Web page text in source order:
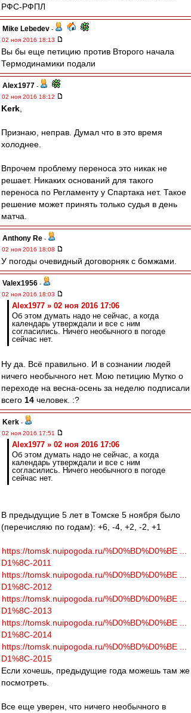
РФС-РФПЛ
Mike Lebedev -
02 ноя 2016 18:13
Вы бы еще петицию против Второго начала
Термодинамики подали
Alex1977 -
02 ноя 2016 18:12
Kerk
Признаю, неправ. Думал что в это время
холоднее.
Впрочем проблему переноса это никак не
решает. Никаких оснований для такого
переноса по Регламенту у Спартака нет. Такое
решение может принять только судья в день
матча.
Anthony Re -
02 ноя 2016 18:08
У погоды очевидный договорняк с бомжами.
Valex1956 -
02 ноя 2016 18:03
Alex1977 » 02 ноя 2016 17:06
Об этом думать надо не сейчас, а когда
календарь утверждали и все с ним
согласились. Ничего необычного в погоде
сейчас нет.
Ну да. Всё правильно. И в сознании людей
ничего необычного нет. Мою петицию Мутко о
переходе на весна-осень за неделю подписали
всего 14 человек. :?
Kerk -
02 ноя 2016 17:51
Alex1977 » 02 ноя 2016 17:06
Об этом думать надо не сейчас, а когда
календарь утверждали и все с ним
согласились. Ничего необычного в погоде
сейчас нет.
В предыдущие 5 лет в Томске 5 ноября было
(перечисляю по годам): +6, -4, +2, -2, +1
https://tomsk.nuipogoda.ru/%D0%BD%D0%BE ...
D1%8C-2011
https://tomsk.nuipogoda.ru/%D0%BD%D0%BE ...
D1%8C-2012
https://tomsk.nuipogoda.ru/%D0%BD%D0%BE ...
D1%8C-2013
https://tomsk.nuipogoda.ru/%D0%BD%D0%BE ...
D1%8C-2014
https://tomsk.nuipogoda.ru/%D0%BD%D0%BE ...
D1%8C-2015
Если хочешь, предыдущие года можешь там же
посмотреть.
Все еще уверен, что ничего необычного в